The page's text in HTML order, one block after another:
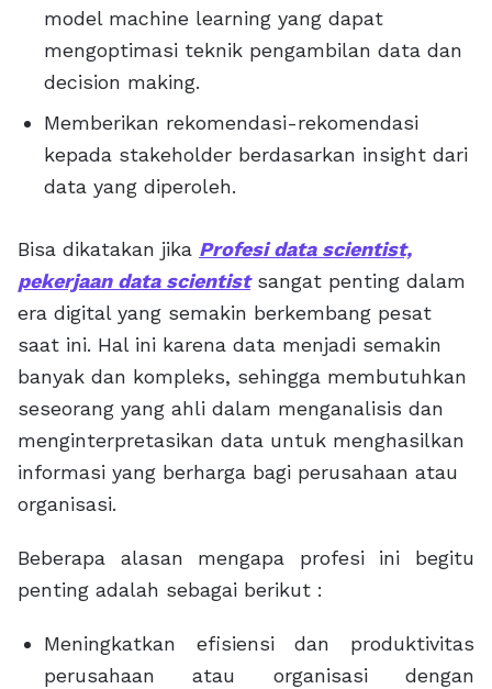
model machine learning yang dapat
mengoptimasi teknik pengambilan data dan
decision making.
Memberikan rekomendasi-rekomendasi
kepada stakeholder berdasarkan insight dari
data yang diperoleh.
Bisa dikatakan jika Profesi data scientist,
pekerjaan data scientistsangat penting dalam
era digital yang semakin berkembang pesat
saat ini. Hal ini karena data menjadi semakin
banyak dan kompleks, sehingga membutuhkan
seseorang yang ahli dalam menganalisis dan
menginterpretasikan data untuk menghasilkan
informasi yang berharga bagi perusahaan atau
organisasi.
Beberapa alasan mengapa profesi ini begitu
penting adalah sebagai berikut :
Meningkatkan efisiensi dan produktivitas
perusahaan atau organisasi dengan